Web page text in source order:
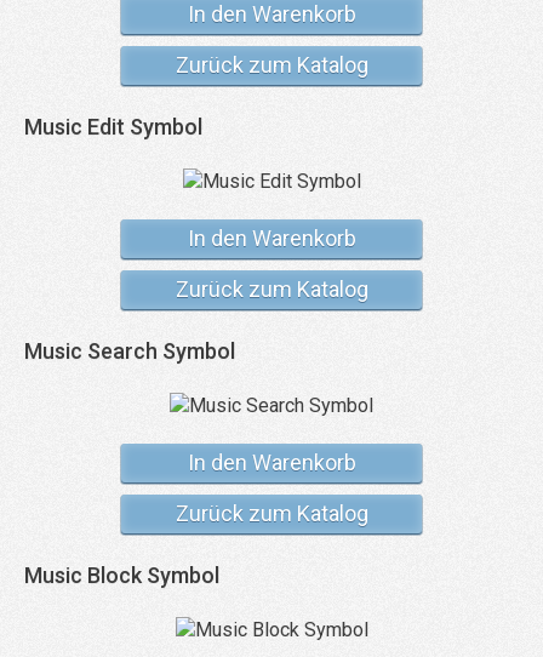
In den Warenkorb
Zurück zum Katalog
Music Edit Symbol
In den Warenkorb
Zurück zum Katalog
Music Search Symbol
In den Warenkorb
Zurück zum Katalog
Music Block Symbol